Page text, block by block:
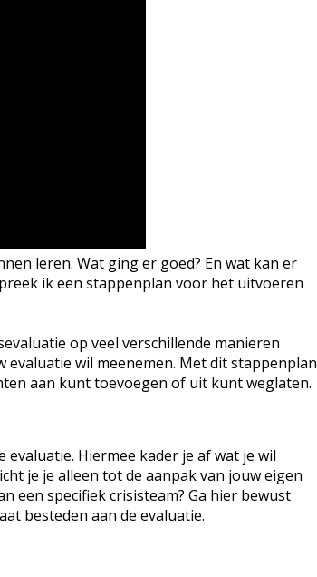
leren. Wat ging er goed? En wat kan er
ik een stappenplan voor het uitvoeren
op veel verschillende manieren
evaluatie wil meenemen. Met dit stappenplan
aan kunt toevoegen of uit kunt weglaten.
Hiermee kader je af wat je wil
je je alleen tot de aanpak van jouw eigen
een specifiek crisisteam? Ga hier bewust
besteden aan de evaluatie.